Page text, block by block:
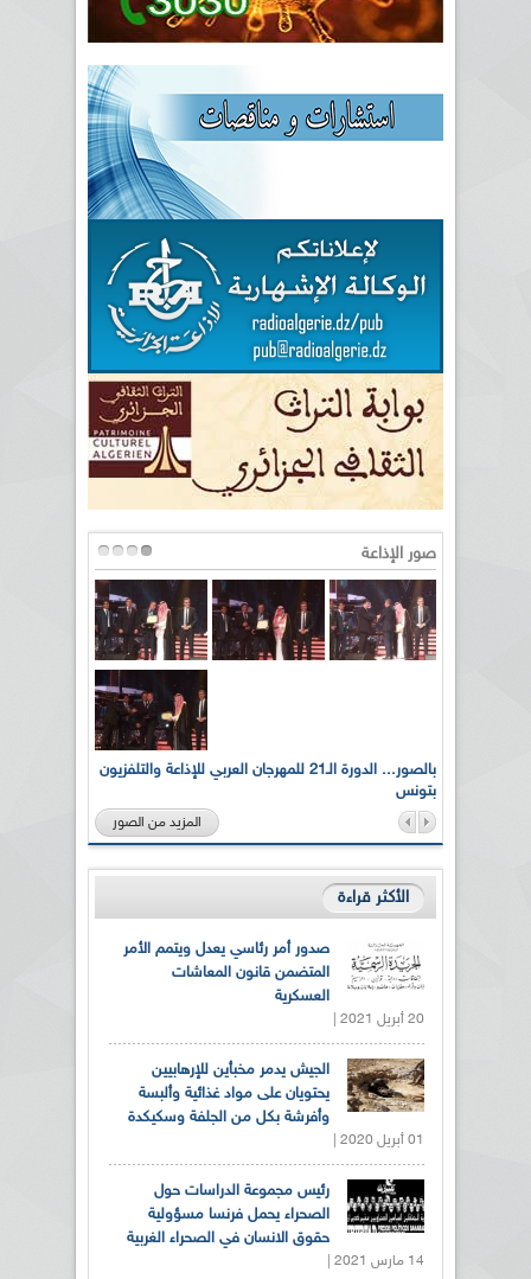
صور الإذاعة
بالصور... الدورة الـ21 للمهرجان العربي للإذاعة والتلفزيون
بتونس
المزيد من الصور
الأكثر قراءة
صدور أمر رئاسي يعدل ويتمم الأمر
المتضمن قانون المعاشات
العسكرية
20 أبريل 2021 |
الجيش يدمر مخبأين للإرهابيين
يحتويان على مواد غذائية وألبسة
وأفرشة بكل من الجلفة وسكيكدة
01 أبريل 2020 |
رئيس مجموعة الدراسات حول
الصحراء يحمل فرنسا مسؤولية
حقوق الانسان في الصحراء الغربية
14 مارس 2021 |